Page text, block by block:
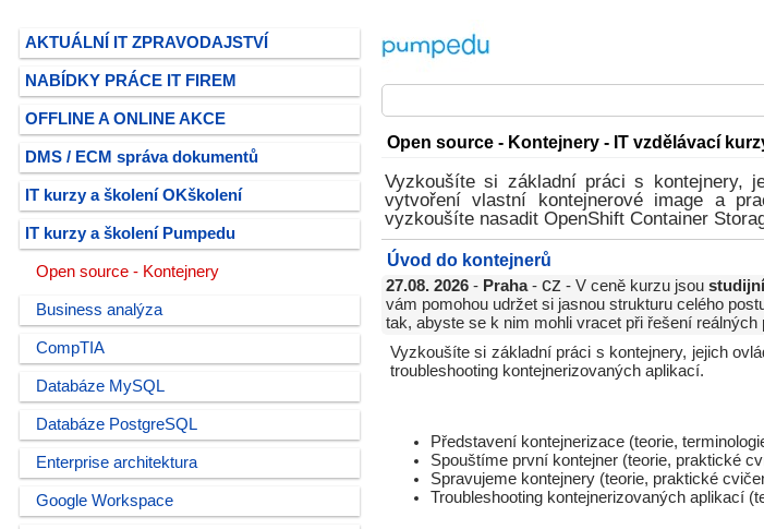
AKTUÁLNÍ IT ZPRAVODAJSTVÍ
NABÍDKY PRÁCE IT FIREM
OFFLINE A ONLINE AKCE
DMS / ECM správa dokumentů
IT kurzy a školení OKškolení
IT kurzy a školení Pumpedu
Open source - Kontejnery
Business analýza
CompTIA
Databáze MySQL
Databáze PostgreSQL
Enterprise architektura
Google Workspace
Open source - Kontejnery - IT vzdělávací
Vyzkoušíte si základní práci s kontejnery,
vytvoření vlastní kontejnerové image a
vyzkoušíte nasadit OpenShift Container
Úvod do kontejnerů
27.08. 2026 - Praha- cz - V ceně kurzu jsou
vám pomohou udržet si jasnou strukturu celého
tak, abyste se k nim mohli vracet při řešení reálných
Vyzkoušíte si základní práci s kontejnery, jejich
troubleshooting kontejnerizovaných aplikací.
Představení kontejnerizace (teorie,
Spouštíme první kontejner (teorie, praktické
Spravujeme kontejnery (teorie, praktické
Troubleshooting kontejnerizovaných aplikací